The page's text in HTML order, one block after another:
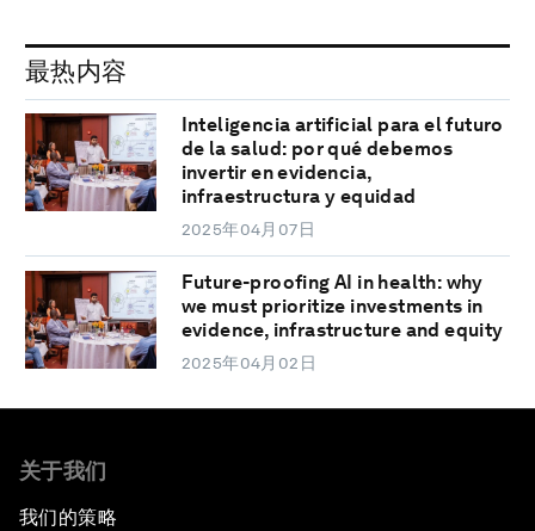
最热内容
Inteligencia artificial para el futuro
de la salud: por qué debemos
invertir en evidencia,
infraestructura y equidad
2025年04月07日
Future-proofing AI in health: why
we must prioritize investments in
evidence, infrastructure and equity
2025年04月02日
关于我们
我们的策略